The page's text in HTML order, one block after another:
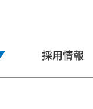
採用情報